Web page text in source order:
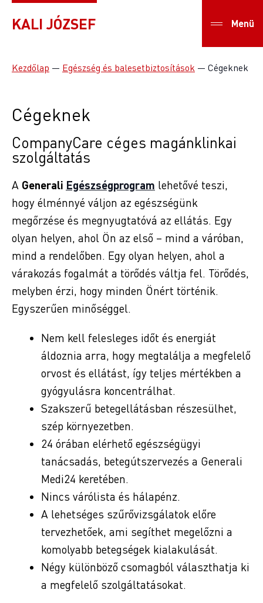
KALI JÓZSEF Menü
Kezdőlap — Egészség és balesetbiztosítások — Cégeknek
Cégeknek
CompanyCare céges magánklinkai
szolgáltatás
A Generali Egészségprogram lehetővé teszi,
hogy élménnyé váljon az egészségünk
megőrzése és megnyugtatóvá az ellátás. Egy
olyan helyen, ahol Ön az első – mind a váróban,
mind a rendelőben. Egy olyan helyen, ahol a
várakozás fogalmát a törődés váltja fel. Törődés,
melyben érzi, hogy minden Önért történik.
Egyszerűen minőséggel.
Nem kell felesleges időt és energiát
áldoznia arra, hogy megtalálja a megfelelő
orvost és ellátást, így teljes mértékben a
gyógyulásra koncentrálhat.
Szakszerű betegellátásban részesülhet,
szép környezetben.
24 órában elérhető egészségügyi
tanácsadás, betegútszervezés a Generali
Medi24 keretében.
Nincs várólista és hálapénz.
A lehetséges szűrővizsgálatok előre
tervezhetőek, ami segíthet megelőzni a
komolyabb betegségek kialakulását.
Négy különböző csomagból választhatja ki
a megfelelő szolgáltatásokat.